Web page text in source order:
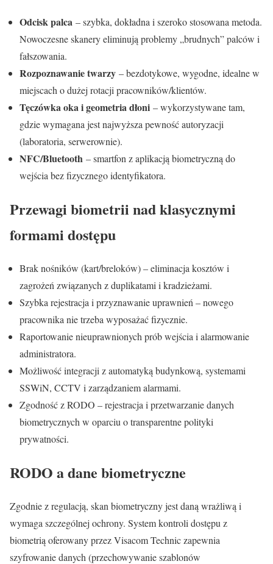
Odcisk palca – szybka, dokładna i szeroko stosowana metoda.
Nowoczesne skanery eliminują problemy „brudnych” palców i
fałszowania.
Rozpoznawanie twarzy – bezdotykowe, wygodne, idealne w
miejscach o dużej rotacji pracowników/klientów.
Tęczówka oka i geometria dłoni – wykorzystywane tam,
gdzie wymagana jest najwyższa pewność autoryzacji
(laboratoria, serwerownie).
NFC/Bluetooth – smartfon z aplikacją biometryczną do
wejścia bez fizycznego identyfikatora.
Przewagi biometrii nad klasycznymi
formami dostępu
Brak nośników (kart/breloków) – eliminacja kosztów i
zagrożeń związanych z duplikatami i kradzieżami.
Szybka rejestracja i przyznawanie uprawnień – nowego
pracownika nie trzeba wyposażać fizycznie.
Raportowanie nieuprawnionych prób wejścia i alarmowanie
administratora.
Możliwość integracji z automatyką budynkową, systemami
SSWiN, CCTV i zarządzaniem alarmami.
Zgodność z RODO – rejestracja i przetwarzanie danych
biometrycznych w oparciu o transparentne polityki
prywatności.
RODO a dane biometryczne
Zgodnie z regulacją, skan biometryczny jest daną wrażliwą i
wymaga szczególnej ochrony. System kontroli dostępu z
biometrią oferowany przez Visacom Technic zapewnia
szyfrowanie danych (przechowywanie szablonów